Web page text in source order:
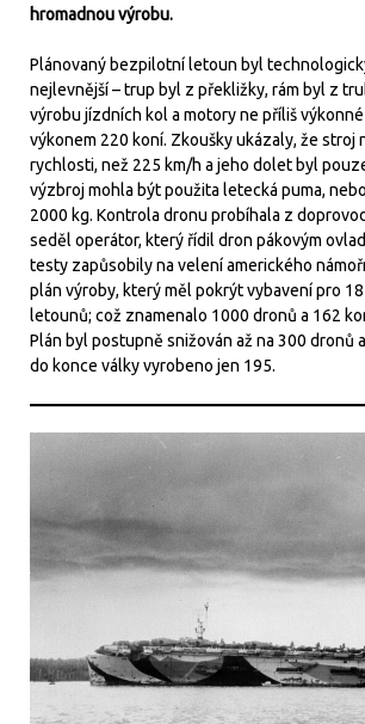
hromadnou výrobu.
Plánovaný bezpilotní letoun byl
nejlevnější – trup byl z překližky, rám byl z
výrobu jízdních kol a motory ne příliš
výkonem 220 koní. Zkoušky ukázaly, že stroj
rychlosti, než 225 km/h a jeho dolet byl
výzbroj mohla být použita letecká puma,
2000 kg. Kontrola dronu probíhala z
seděl operátor, který řídil dron pákovým
testy zapůsobily na velení amerického
plán výroby, který měl pokrýt vybavení pro
letounů; což znamenalo 1000 dronů a 162
Plán byl postupně snižován až na 300 dronů
do konce války vyrobeno jen 195.